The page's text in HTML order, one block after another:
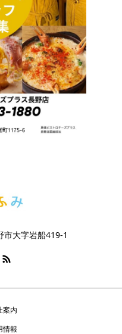
大字岩船419-1
案内
情報